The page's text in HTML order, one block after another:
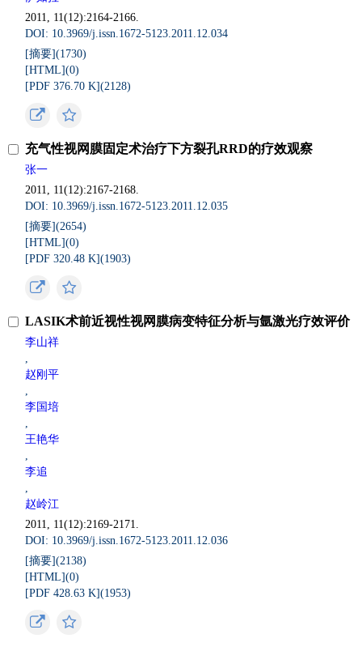
2011, 11(12):2164-2166.
DOI: 10.3969/j.issn.1672-5123.2011.12.034
[摘要](1730)
[HTML](0)
[PDF 376.70 K](2128)
充气性视网膜固定术治疗下方裂孔RRD的疗效观察
张一
2011, 11(12):2167-2168.
DOI: 10.3969/j.issn.1672-5123.2011.12.035
[摘要](2654)
[HTML](0)
[PDF 320.48 K](1903)
LASIK术前近视性视网膜病变特征分析与氩激光疗效评价
李山祥
,
赵刚平
,
李国培
,
王艳华
,
李追
,
赵岭江
2011, 11(12):2169-2171.
DOI: 10.3969/j.issn.1672-5123.2011.12.036
[摘要](2138)
[HTML](0)
[PDF 428.63 K](1953)